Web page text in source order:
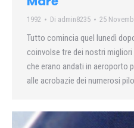
1992 Di admin8235 25
Tutto comincia quel lunedì
coinvolse tre dei nostri
che erano andati in aeroporto
alle acrobazie dei numerosi